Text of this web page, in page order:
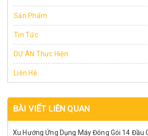
Sản Phẩm
Tin Tức
DỰ ÁN Thực Hiện
Liên Hệ
BÀI VIẾT LIÊN QUAN
Xu Hướng Ứng Dụng Máy Đóng Gói 14 Đầu